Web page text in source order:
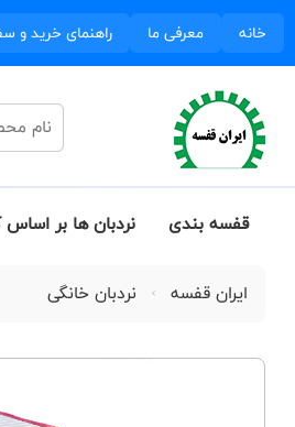
خانه معرفی ما راهنمای خرید و
قفسه بندی نردبان ها بر اساس
ایران قفسه نردبان خانگی